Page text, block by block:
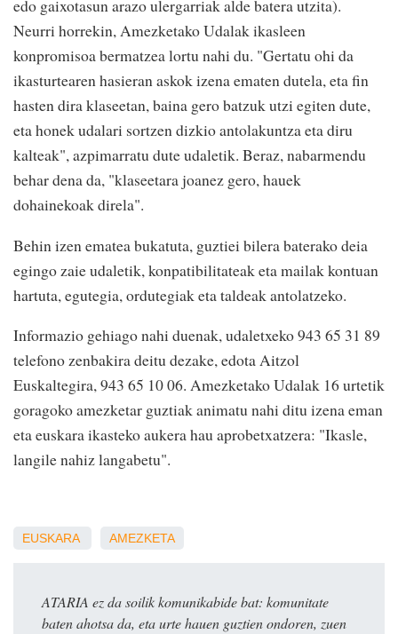
edo gaixotasun arazo ulergarriak alde batera utzita).
Neurri horrekin, Amezketako Udalak ikasleen
konpromisoa bermatzea lortu nahi du. "Gertatu ohi da
ikasturtearen hasieran askok izena ematen dutela, eta fin
hasten dira klaseetan, baina gero batzuk utzi egiten dute,
eta honek udalari sortzen dizkio antolakuntza eta diru
kalteak", azpimarratu dute udaletik. Beraz, nabarmendu
behar dena da, "klaseetara joanez gero, hauek
dohainekoak direla".
Behin izen ematea bukatuta, guztiei bilera baterako deia
egingo zaie udaletik, konpatibilitateak eta mailak kontuan
hartuta, egutegia, ordutegiak eta taldeak antolatzeko.
Informazio gehiago nahi duenak, udaletxeko 943 65 31 89
telefono zenbakira deitu dezake, edota Aitzol
Euskaltegira, 943 65 10 06. Amezketako Udalak 16 urtetik
goragoko amezketar guztiak animatu nahi ditu izena eman
eta euskara ikasteko aukera hau aprobetxatzera: "Ikasle,
langile nahiz langabetu".
EUSKARA AMEZKETA
ATARIA ez da soilik komunikabide bat: komunitate
baten ahotsa da, eta urte hauen guztien ondoren, zuen